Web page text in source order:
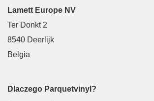
Lamett Europe NV
Ter Donkt 2
8540 Deerlijk
Belgia
Dlaczego Parquetvinyl?